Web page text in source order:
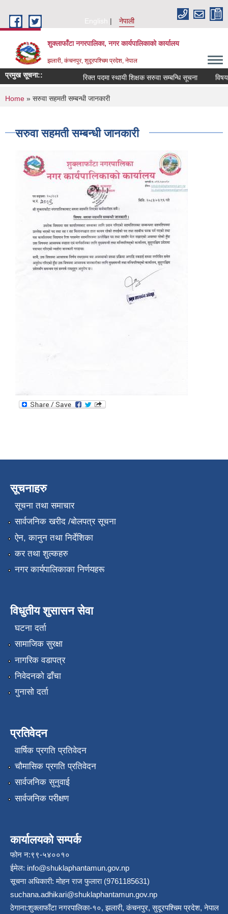
English
नेपाली
शुक्लाफाँटा नगरपालिका, नगर कार्यपालिकाको कार्यालय
झलारी, कंचनपुर, शुदूरपश्चिम प्रदेश, नेपाल
प्रमुख सूचना:: रिक्त पदमा स्थायी शिक्षक सरुवा सम्बन्धि सूचना
You are here
Home » सरुवा सहमती सम्बन्धी जानकारी
सरुवा सहमती सम्बन्धी जानकारी
सूचनाहरु
सूचना तथा समाचार
सार्वजनिक खरीद /बोलपत्र सूचना
ऐन, कानुन तथा निर्देशिका
कर तथा शुल्कहरु
नगर कार्यपालिकाका निर्णयहरू
विधुतीय शुसासन सेवा
घटना दर्ता
सामाजिक सुरक्षा
नागरिक वडापत्र
निवेदनको ढाँचा
गुनासो दर्ता
प्रतिवेदन
वार्षिक प्रगति प्रतिवेदन
चौमासिक प्रगति प्रतिवेदन
सार्वजनिक सुनुवाई
सार्वजनिक परीक्षण
कार्यालयको सम्पर्क
फोन न:९९-५४००१०
ईमेल: info@shuklaphantamun.gov.np
सूचना अधिकारी: मोहन राज फुलारा (9761185631)
suchana.adhikari@shuklaphantamun.gov.np
ठेगाना:शुक्लाफाँटा नगरपालिका-१०, झलारी, कंचनपुर, सुदूरपश्चिम प्रदेश, नेपाल